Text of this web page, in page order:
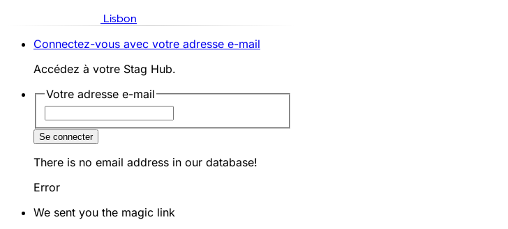
Lisbon
Connectez-vous avec votre adresse e-mail
Accédez à votre Stag Hub.
Votre adresse e-mail
Se connecter
There is no email address in our database!
Error
We sent you the magic link